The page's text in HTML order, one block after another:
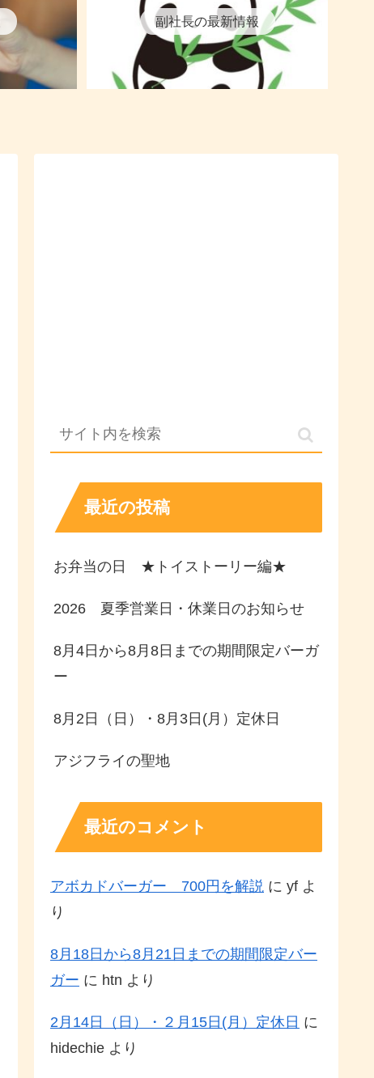
副社長の最新情報
最近の投稿
お弁当の日 ★トイストーリー編★
2026 夏季営業日・休業日のお知らせ
8月4日から8月8日までの期間限定バーガ
ー
8月2日（日）・8月3日(月）定休日
アジフライの聖地
最近のコメント
アボカドバーガー 700円を解説 に yf よ
り
8月18日から8月21日までの期間限定バー
ガー に htn より
2月14日（日）・２月15日(月）定休日 に
hidechie より